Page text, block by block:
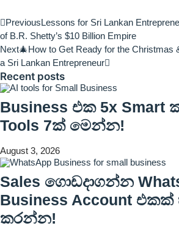
PreviousLessons for Sri Lankan
of B.R. Shetty’s $10 Billion Empire
Next🎄How to Get Ready for the Christmas
a Sri Lankan Entrepreneur
Recent posts
Business එක 5x Smart
Tools 7ක් මෙන්න!
August 3, 2026
Sales ගොඩදාගන්න
Business Account එකක්
කරන්න!